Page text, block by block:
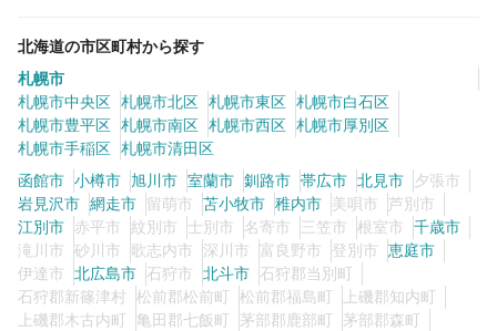
勤務時間応相談
この条件の求人数
検索する
北海道の市区町村から探す
札幌市
札幌市中央区 札幌市北区 札幌市東区 札幌市白石区
札幌市豊平区 札幌市南区 札幌市西区 札幌市厚別区
札幌市手稲区 札幌市清田区
函館市 小樽市 旭川市 室蘭市 釧路市 帯広市 北見市
夕張市
岩見沢市 網走市 留萌市 苫小牧市 稚内市 美唄市
芦別市
江別市
赤平市 紋別市 士別市 名寄市 三笠市 根室市
千歳市
滝川市
砂川市 歌志内市 深川市 富良野市 登別市
恵庭市
伊達市
北広島市 石狩市 北斗市
石狩郡当別町
石狩郡新篠津村
松前郡松前町 松前郡福島町
上磯郡知内町
上磯郡木古内町
亀田郡七飯町 茅部郡鹿部町
茅部郡森町